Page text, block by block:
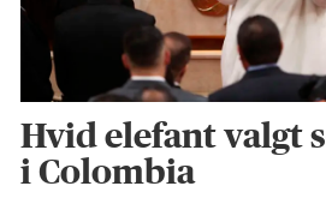
Hvid elefant valgt
i Colombia